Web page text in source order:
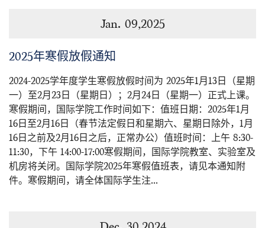
Jan. 09,2025
2025年寒假放假通知
2024-2025学年度学生寒假放假时间为 2025年1月13日（星期
一）至2月23日（星期日）；2月24日（星期一）正式上课。
寒假期间，国际学院工作时间如下：值班日期：2025年1月
16日至2月16日（春节法定假日和星期六、星期日除外，1月
16日之前及2月16日之后，正常办公）值班时间：上午 8:30-
11:30，下午 14:00-17:00寒假期间，国际学院教室、实验室及
机房将关闭。国际学院2025年寒假值班表，请见本通知附
件。寒假期间，请全体国际学生注...